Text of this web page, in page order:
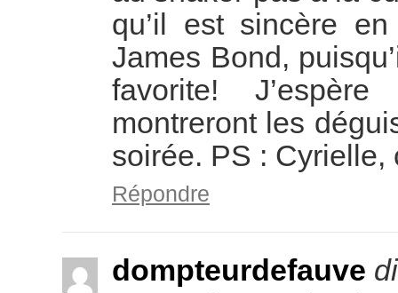
qu’il est sincère
James Bond,
favorite!
montreront les
soirée. PS : Cyrielle,
Répondre
dompteurdefauve